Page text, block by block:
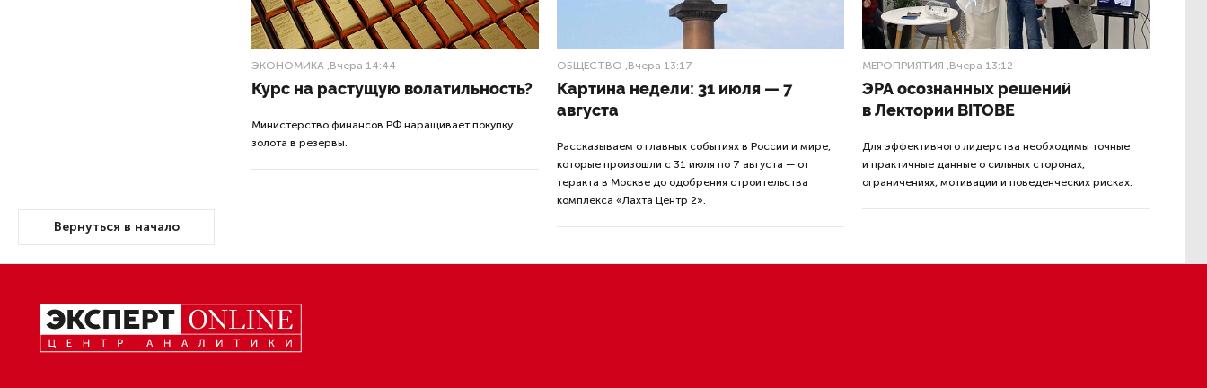
На выборах в Госдуму «Единая
второе место в номинации «Городской портал для предпринимателей»
ключевого конкурса Рунета — «Золотой сайт», обойдя проекты «Мой бизнес —
НАО» и «Портал производителей РФ». Первое место получил «Портал
поставщиков» правительства Москвы.
Жюри конкурса высоко оценило новый функционал портала CRPP.ru,
созданный для объединения полезных сервисов и информации по поддержке
малого и среднего бизнеса в Санкт-Петербурге.
Единый портал предпринимателей Санкт-Петербурга в период пандемии стал
основным цифровым каналом коммуникации города, собравшим наиболее
Вчера 14:31
В Петербурге почти нет
качественного сливочного
масла
Суд по делу об убийстве 9-
летнего мальчика